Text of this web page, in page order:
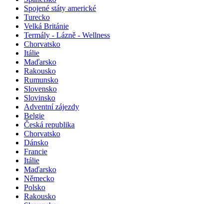
Spojené státy americké
Turecko
Velká Británie
Termály - Lázně - Wellness
Chorvatsko
Itálie
Maďarsko
Rakousko
Rumunsko
Slovensko
Slovinsko
Adventní zájezdy
Belgie
Česká republika
Chorvatsko
Dánsko
Francie
Itálie
Maďarsko
Německo
Polsko
Rakousko